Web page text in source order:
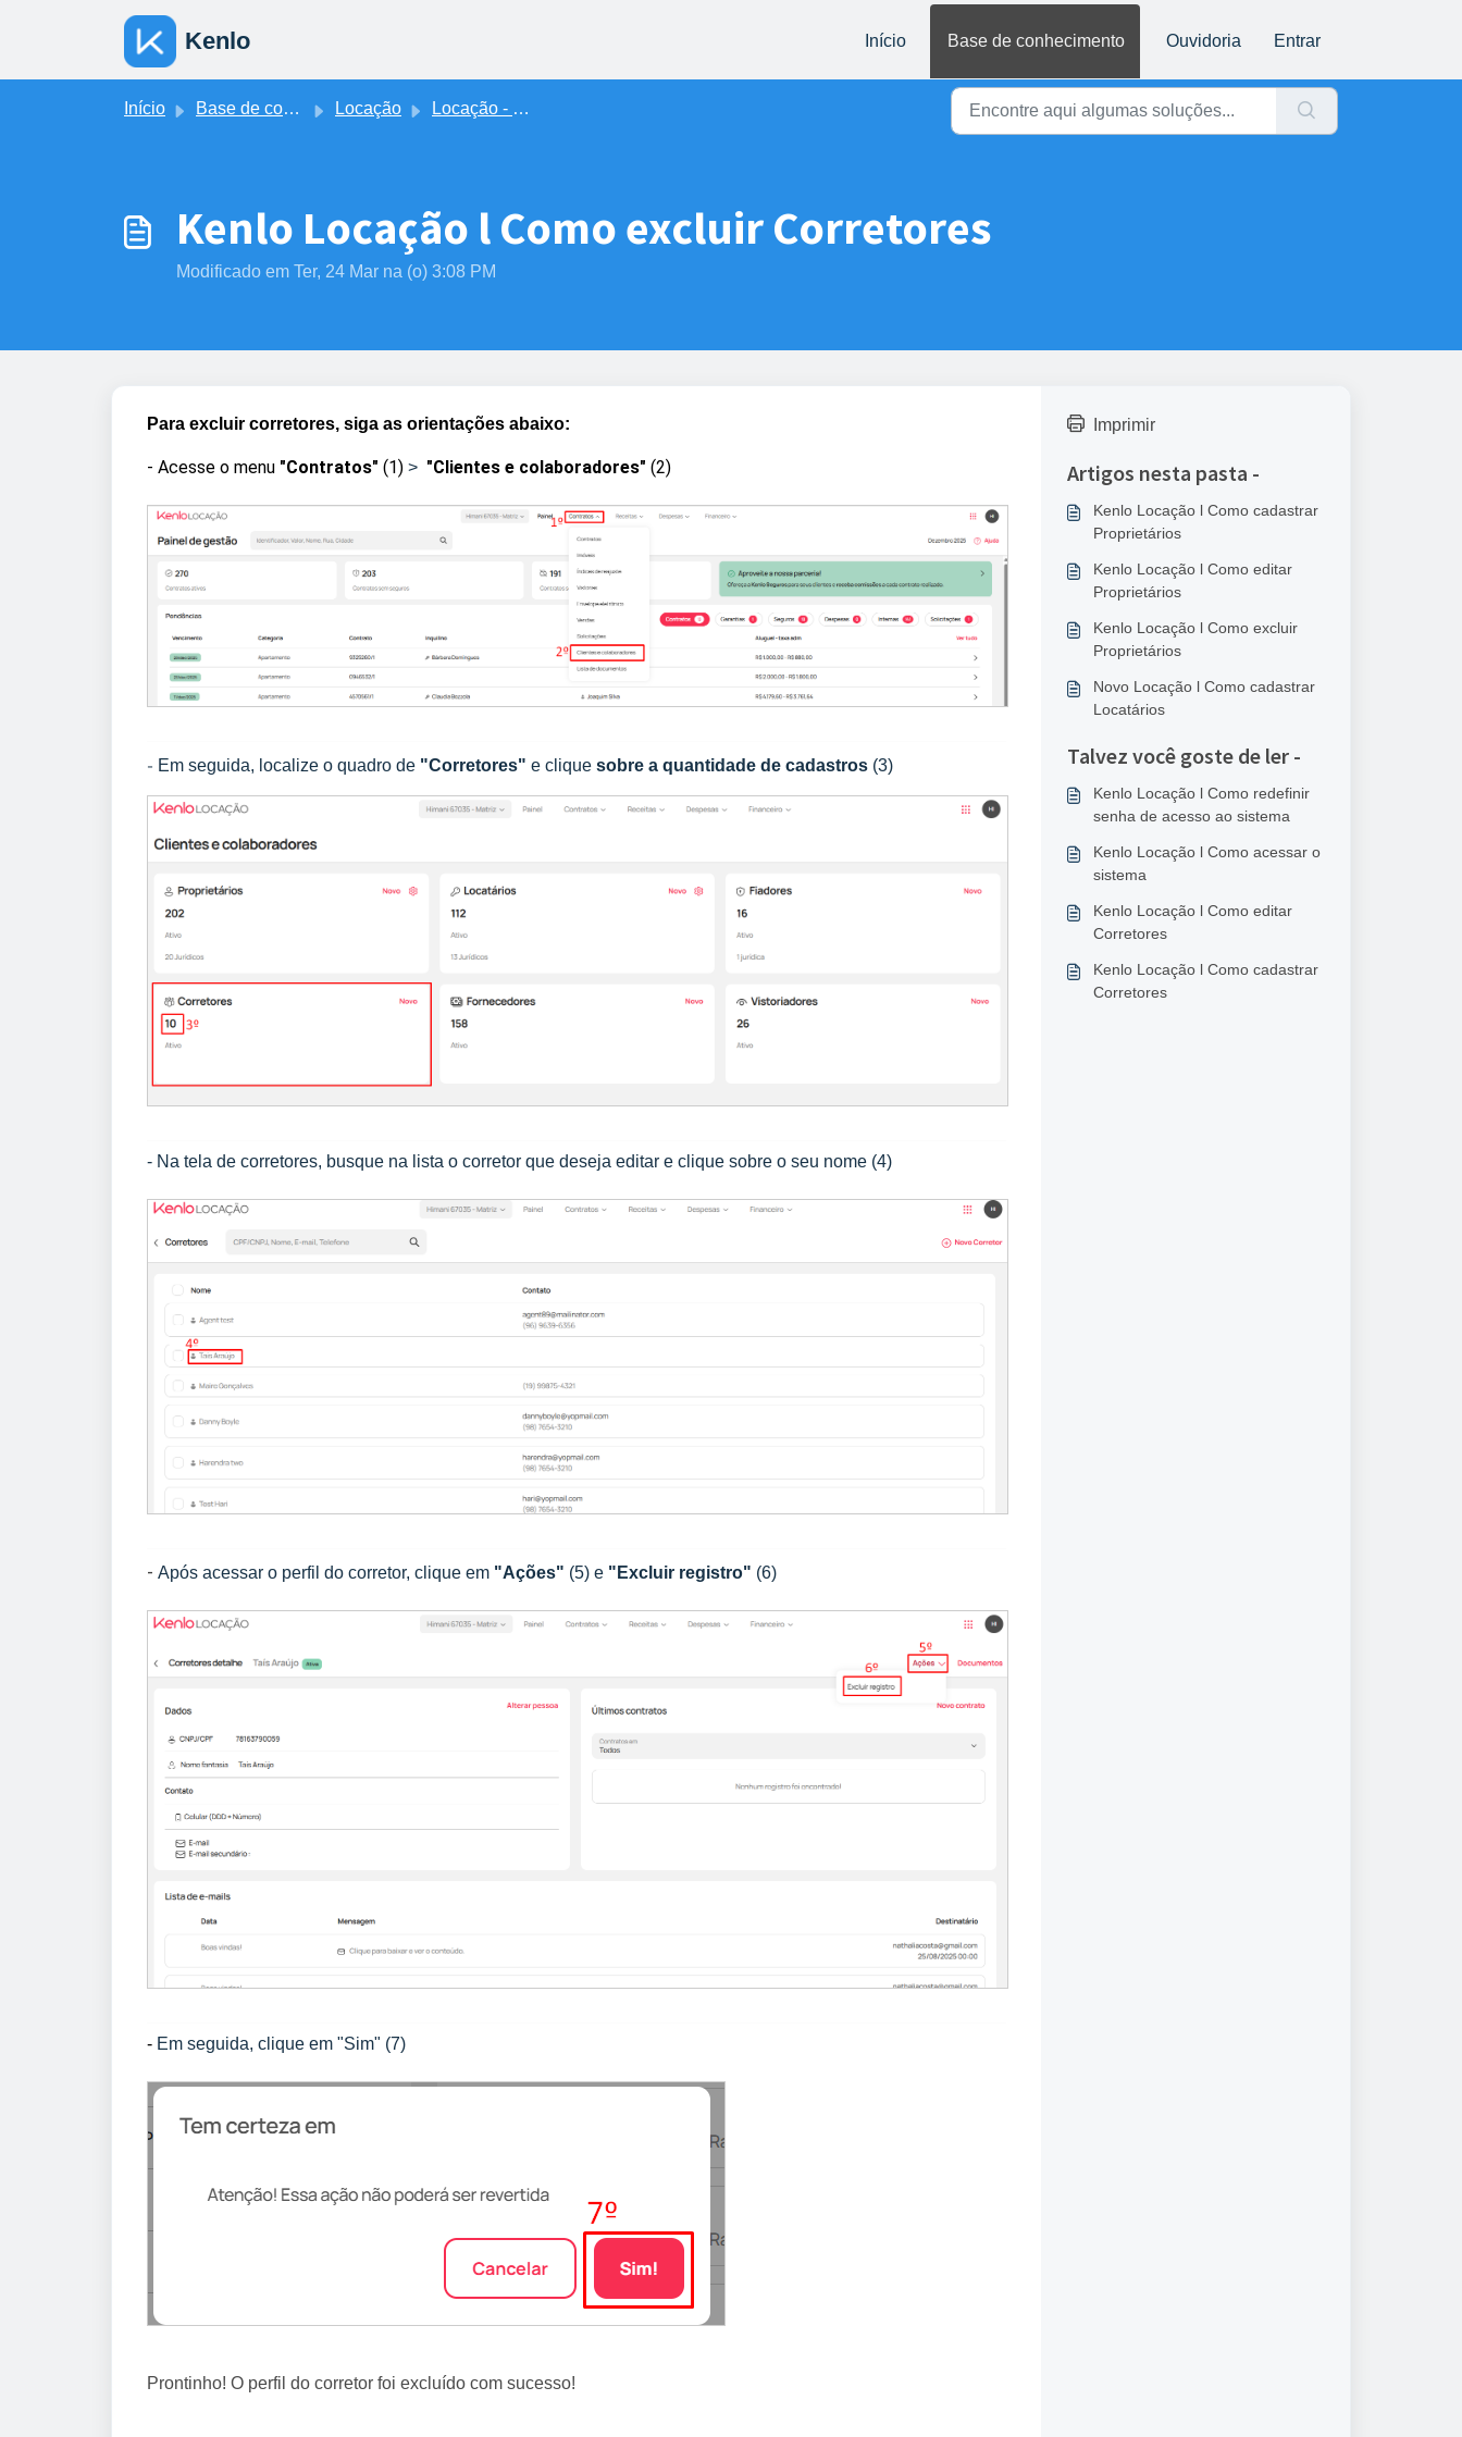
Kenlo Início Base de conhecimento Ouvidoria Entrar
Início Base de conhecimento Locação Locação - Clientes e Colaboradores
Kenlo Locação l Como excluir Corretores
Modificado em Ter, 24 Mar na (o) 3:08 PM
Para excluir corretores, siga as orientações abaixo:
- Acesse o menu "Contratos" (1) > "Clientes e colaboradores" (2)
- Em seguida, localize o quadro de "Corretores" e clique sobre a quantidade de cadastros (3)
- Na tela de corretores, busque na lista o corretor que deseja editar e clique sobre o seu nome (4)
- Após acessar o perfil do corretor, clique em "Ações" (5) e "Excluir registro" (6)
- Em seguida, clique em "Sim" (7)
Prontinho! O perfil do corretor foi excluído com sucesso!
Imprimir
Artigos nesta pasta -
Kenlo Locação l Como cadastrar
Proprietários
Kenlo Locação l Como editar
Proprietários
Kenlo Locação l Como excluir
Proprietários
Novo Locação l Como cadastrar
Locatários
Talvez você goste de ler -
Kenlo Locação l Como redefinir
senha de acesso ao sistema
Kenlo Locação l Como acessar o
sistema
Kenlo Locação l Como editar
Corretores
Kenlo Locação l Como cadastrar
Corretores